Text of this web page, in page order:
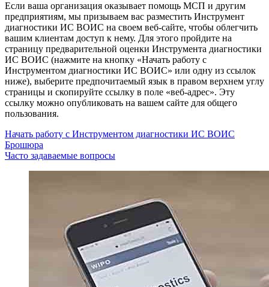
Если ваша организация оказывает помощь МСП и другим
предприятиям, мы призываем вас разместить Инструмент
диагностики ИС ВОИС на своем веб-сайте, чтобы облегчить
вашим клиентам доступ к нему. Для этого пройдите на
страницу предварительной оценки Инструмента диагностики
ИС ВОИС (нажмите на кнопку «Начать работу с
Инструментом диагностики ИС ВОИС» или одну из ссылок
ниже), выберите предпочитаемый язык в правом верхнем углу
страницы и скопируйте ссылку в поле «веб-адрес». Эту
ссылку можно опубликовать на вашем сайте для общего
пользования.
Начать работу с Инструментом диагностики ИС ВОИС
Брошюра
Часто задаваемые вопросы